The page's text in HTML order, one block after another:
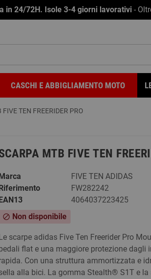
in 24/72H. Isole 3-4 giorni lavorativi -
CASCHI E ABBIGLIAMENTO MOTO
FIVE TEN FREERIDER PRO
MTB FIVE TEN
FIVE TEN ADIDAS
FW282242
4064037223425
block Non disponibile
scarpe adidas Five Ten Freerider Pro
flat e una maggiore protezione
Con una struttura ammortizzata e
alla bici. La gomma Stealth® S1T e